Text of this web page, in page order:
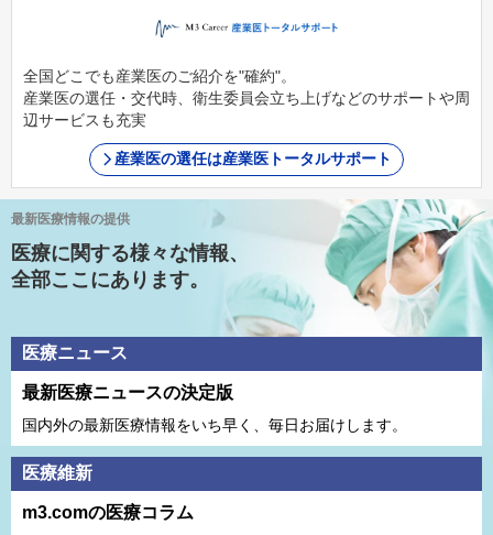
全国どこでも産業医のご紹介を"確約"。
産業医の選任・交代時、衛生委員会立ち上げなどのサポートや周
辺サービスも充実
産業医の選任は産業医トータルサポート
最新医療情報の提供
医療に関する様々な情報、
全部ここにあります。
医療ニュース
最新医療ニュースの決定版
国内外の最新医療情報をいち早く、毎日お届けします。
医療維新
m3.comの医療コラム